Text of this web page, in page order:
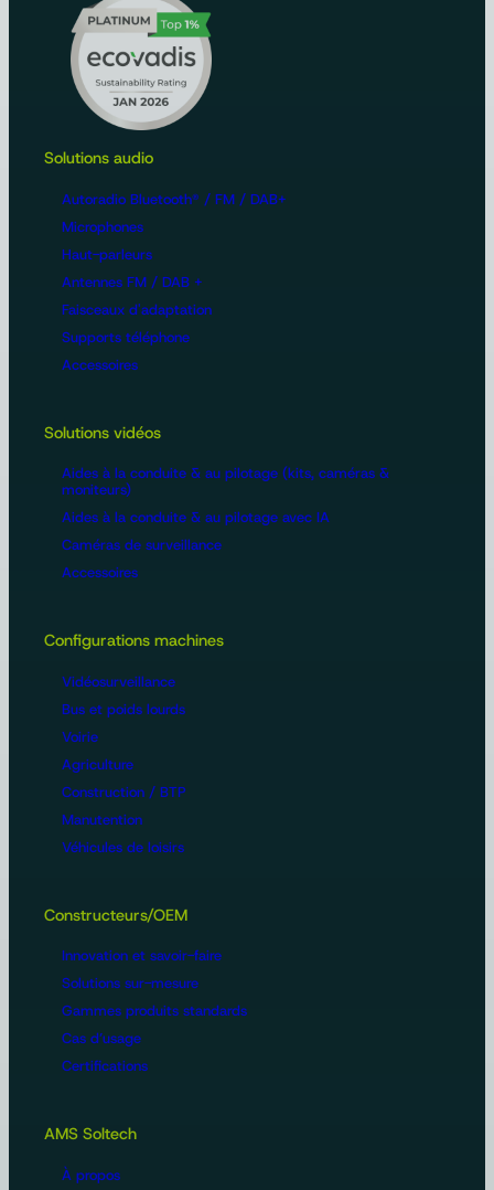
Solutions audio
Autoradio Bluetooth® / FM / DAB+
Microphones
Haut-parleurs
Antennes FM / DAB +
Faisceaux d'adaptation
Supports téléphone
Accessoires
Solutions vidéos
Aides à la conduite & au pilotage (kits, caméras &
moniteurs)
Aides à la conduite & au pilotage avec IA
Caméras de surveillance
Accessoires
Configurations machines
Vidéosurveillance
Bus et poids lourds
Voirie
Agriculture
Construction / BTP
Manutention
Véhicules de loisirs
Constructeurs/OEM
Innovation et savoir-faire
Solutions sur-mesure
Gammes produits standards
Cas d’usage
Certifications
AMS Soltech
À propos